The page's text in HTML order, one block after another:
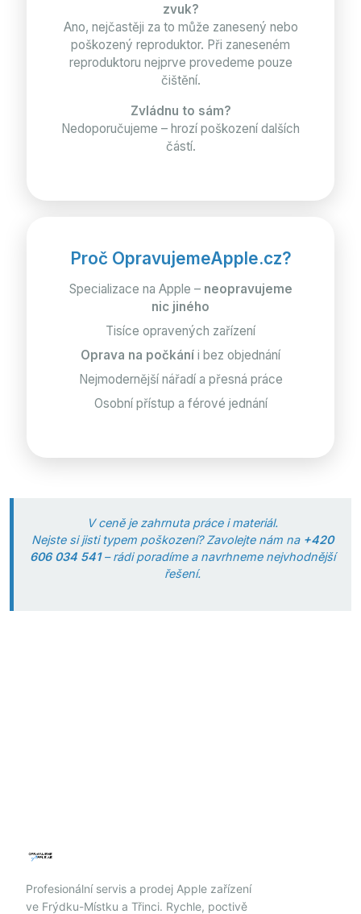
zvuk?
Ano, nejčastěji za to může zanesený nebo
poškozený reproduktor. Při zaneseném
reproduktoru nejprve provedeme pouze
čištění.
Zvládnu to sám?
Nedoporučujeme – hrozí poškození dalších
částí.
Proč OpravujemeApple.cz?
Specializace na Apple – neopravujeme
nic jiného
Tisíce opravených zařízení
Oprava na počkání i bez objednání
Nejmodernější nářadí a přesná práce
Osobní přístup a férové jednání
V ceně je zahrnuta práce i materiál.
Nejste si jisti typem poškození? Zavolejte nám na +420
606 034 541– rádi poradíme a navrhneme nejvhodnější
řešení.
Profesionální servis a prodej Apple zařízení
ve Frýdku-Místku a Třinci. Rychle, poctivě